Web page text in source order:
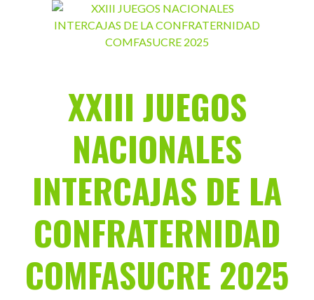
XXIII JUEGOS
NACIONALES
INTERCAJAS DE LA
CONFRATERNIDAD
COMFASUCRE 2025